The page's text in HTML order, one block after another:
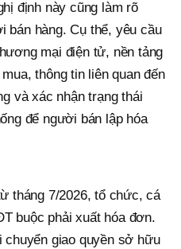
định này cũng làm rõ
bán hàng. Cụ thể, yêu cầu
mại điện tử, nền tảng
thông tin liên quan đến
và xác nhận trạng thái
để người bán lập hóa
tháng 7/2026, tổ chức, cá
buộc phải xuất hóa đơn.
giao quyền sở hữu